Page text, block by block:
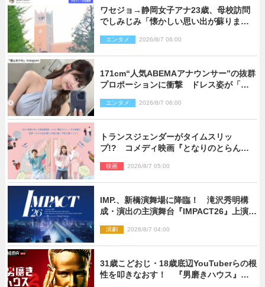
ワセジョ→静岡女子アナ23歳、母校訪問
でしみじみ「懐かしい思い出が蘇りまし
エンタメ 2026/8/7 06:00
171cm“人気ABEMAアナウンサー”の抜群
プロポーションに衝撃 ドレス姿が「美
エンタメ 2026/8/7 06:00
トランスジェンダーがタイムスリッ
プ!? コメディ映画『となりのとらんす
映画 2026/8/7 05:00
IMP.、新橋演舞場に降臨！ 滝沢秀明構
成・演出の主演舞台『IMPACT26』上演決
演劇 2026/8/7 04:00
31歳こどおじ・18歳底辺YouTuberらの根
性を叩きなおす！ 『男磨きハウス』第2